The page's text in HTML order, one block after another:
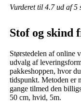
Vurderet til 4.7ud af 5
Stof og skind
Størstedelen af online
udvalg af
pakkeshoppen, hvor
tidspunkt. Metoden er
gange tilmed den
50 cm, hvid, 5m.